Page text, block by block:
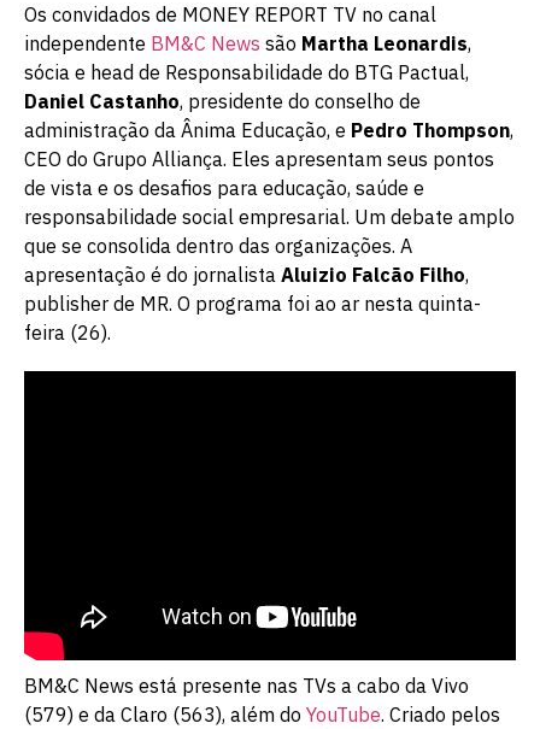
Os convidados de MONEY REPORT TV no canal
independente BM&C News são Martha Leonardis,
sócia e head de Responsabilidade do BTG Pactual,
Daniel Castanho, presidente do conselho de
administração da Ânima Educação, e Pedro Thompson,
CEO do Grupo Alliança. Eles apresentam seus pontos
de vista e os desafios para educação, saúde e
responsabilidade social empresarial. Um debate amplo
que se consolida dentro das organizações. A
apresentação é do jornalista Aluizio Falcão Filho,
publisher de MR. O programa foi ao ar nesta quinta-
feira (26).
BM&C News está presente nas TVs a cabo da Vivo
(579) e da Claro (563), além do YouTube. Criado pelos